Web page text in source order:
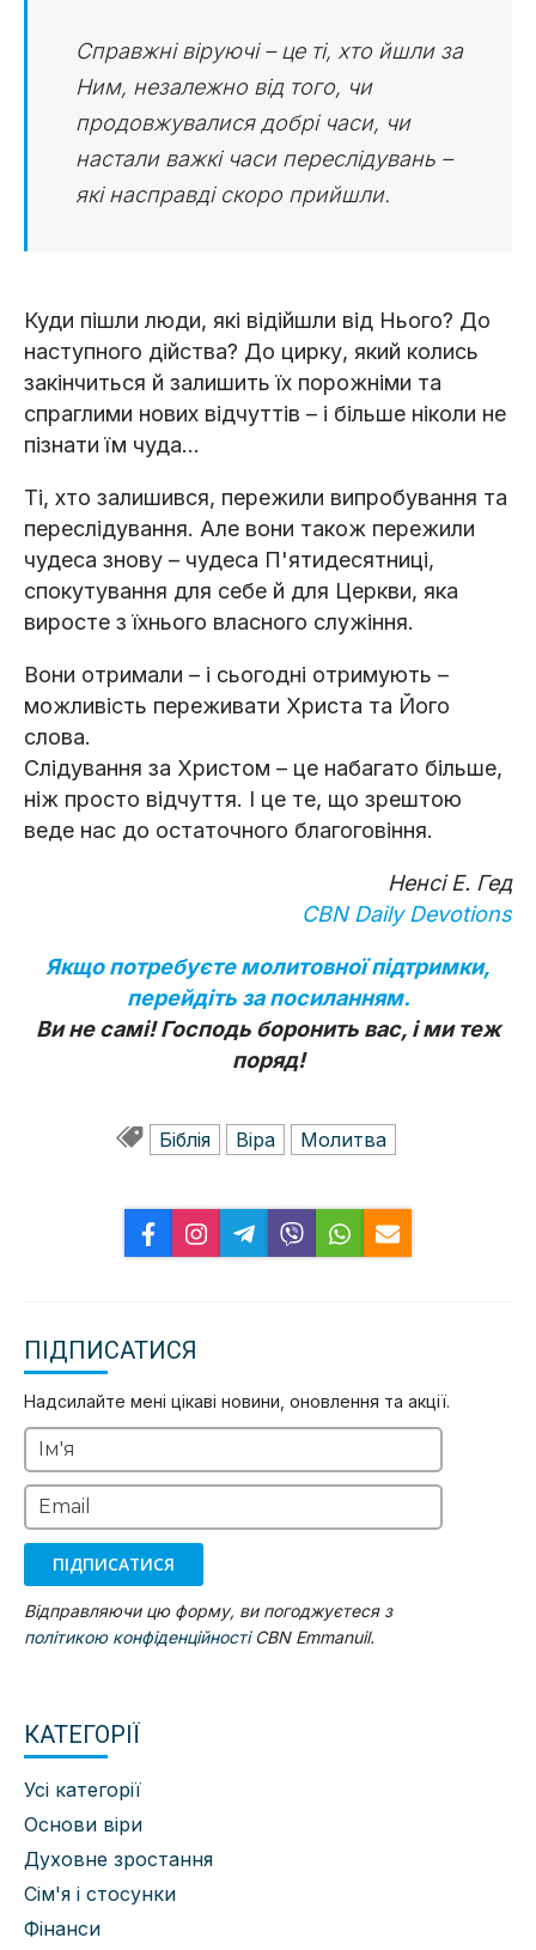
Справжні віруючі – це ті, хто йшли за
Ним, незалежно від того, чи
продовжувалися добрі часи, чи
настали важкі часи переслідувань –
які насправді скоро прийшли.
Куди пішли люди, які відійшли від Нього? До
наступного дійства? До цирку, який колись
закінчиться й залишить їх порожніми та
спраглими нових відчуттів – і більше ніколи не
пізнати їм чуда…
Ті, хто залишився, пережили випробування та
переслідування. Але вони також пережили
чудеса знову – чудеса П'ятидесятниці,
спокутування для себе й для Церкви, яка
виросте з їхнього власного служіння.
Вони отримали – і сьогодні отримують –
можливість переживати Христа та Його
слова.
Слідування за Христом – це набагато більше,
ніж просто відчуття. І це те, що зрештою
веде нас до остаточного благоговіння.
Ненсі Е. Гед
CBN Daily Devotions
Якщо потребуєте молитовної підтримки,
перейдіть за посиланням.
Ви не самі! Господь боронить вас, і ми теж
поряд!
Біблія Віра Молитва
ПІДПИСАТИСЯ
Надсилайте мені цікаві новини, оновлення та акції.
Ім'я
Email
ПІДПИСАТИСЯ
Відправляючи цю форму, ви погоджуєтеся з
політикою конфіденційностіCBN Emmanuil.
КАТЕГОРІЇ
Усі категорії
Основи віри
Духовне зростання
Сім'я і стосунки
Фінанси